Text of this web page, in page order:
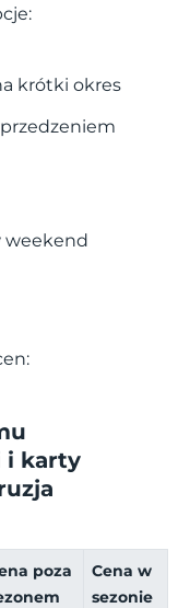
krótki okres
weekend
i karty
poza
Cena w
sezonie